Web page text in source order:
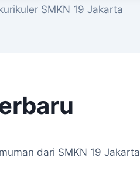
SMKN 19 Jakarta
dari SMKN 19 Jakarta